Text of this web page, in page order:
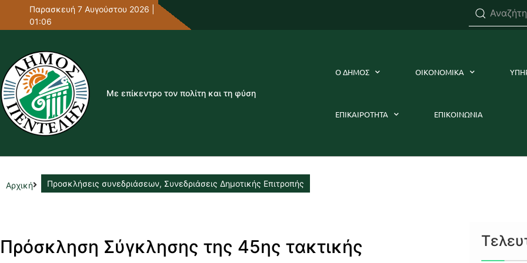
Παρασκευή 7 Αυγούστου 2026 |
01:06
Με επίκεντρο τον πολίτη και τη φύση
Ο ΔΗΜΟΣ ΟΙΚΟΝΟΜΙΚΑ
ΕΠΙΚΑΙΡΟΤΗΤΑ ΕΠΙΚΟΙΝΩΝΙΑ
Αρχική Προσκλήσεις συνεδριάσεων, Συνεδριάσεις Δημοτικής Επιτροπής
Πρόσκληση Σύγκλησης της 45ης τακτικής